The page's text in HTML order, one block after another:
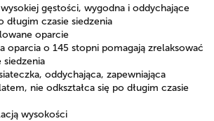
gęstości, wygodna i oddychające
długim czasie siedzenia
oparcie
oparcia o 145 stopni pomagają zrelaksować
siedzenia
oddychająca, zapewniająca
nie odkształca się po długim czasie
wysokości